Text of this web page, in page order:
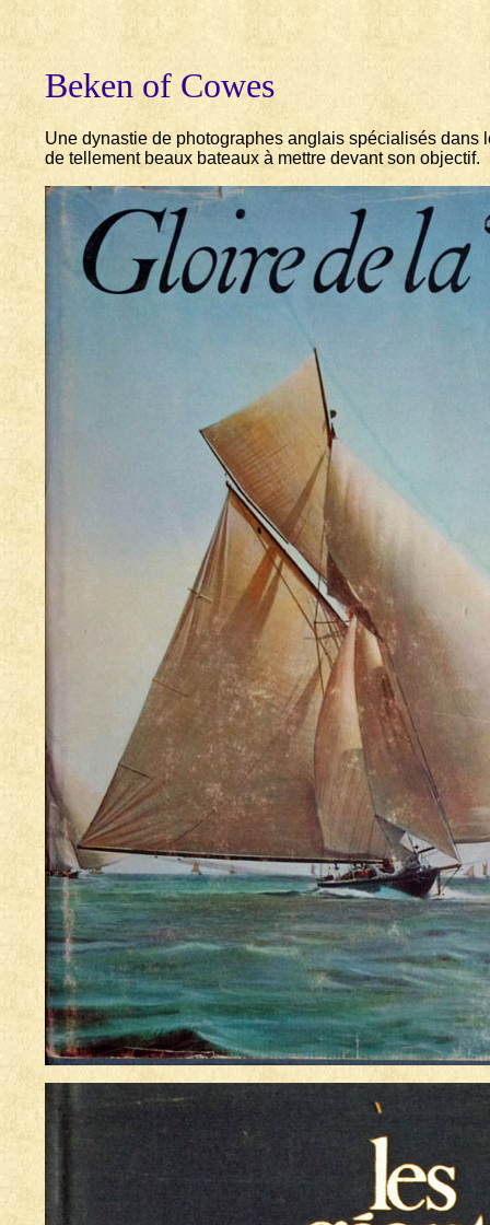
Beken of Cowes
Une dynastie de photographes anglais spécialisés dans
de tellement beaux bateaux à mettre devant son objectif.